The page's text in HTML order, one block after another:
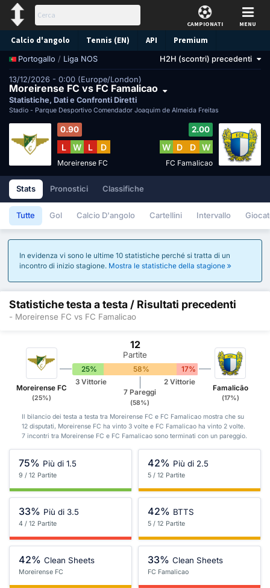
CAMPIONATI MENU
Calcio d'angolo Tennis (EN) API Premium
Pronostico
Portogallo / Liga NOS H2H (scontri) precedenti
13/12/2026 - 0:00 (Europe/London)
Moreirense FC vs FC Famalicao
Statistiche, Dati e Confronti Diretti
Stadio - Parque Desportivo Comendador Joaquim de Almeida Freitas
0.90
L W L D
Moreirense FC
2.00
W D D W
FC Famalicao
Stats Pronostici Classifiche
Tutte Gol Calcio D'angolo Cartellini Intervallo
In evidenza vi sono le ultime 10 statistiche perché si tratta di un
incontro di inizio stagione. Mostra le statistiche della stagione
Statistiche testa a testa / Risultati precedenti
- Moreirense FC vs FC Famalicao
Moreirense FC
(25%)
12
Partite
25% 58% 17%
3 Vittorie
7 Pareggi
(58%)
2 Vittorie
Famalicão
(17%)
Il bilancio dei testa a testa tra Moreirense FC e FC Famalicao mostra che su
12 disputati, Moreirense FC ha vinto 3 volte e FC Famalicao ha vinto 2 volte.
7 incontri tra Moreirense FC e FC Famalicao sono terminati con un pareggio.
75% Più di 1.5
9 / 12 Partite
42% Più di 2.5
5 / 12 Partite
33% Più di 3.5
4 / 12 Partite
42% BTTS
5 / 12 Partite
42% Clean Sheets
Moreirense FC
33% Clean Sheets
FC Famalicao